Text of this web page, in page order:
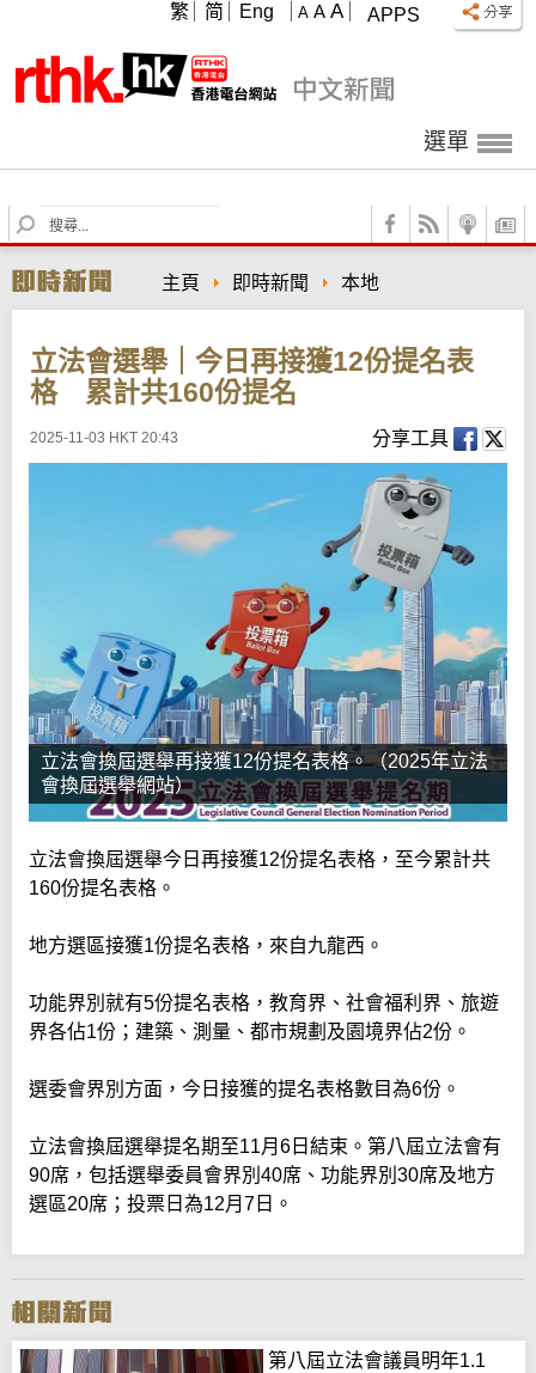
APPS
A A A
繁 简 Eng
選單
S
e
r
c
主頁 即時新聞 本地
立法會選舉｜今日再接獲12份提名表
格 累計共160份提名
2025-11-03 HKT 20:43 分享工具
立法會換屆選舉再接獲12份提名表格。（2025年立法
會換屆選舉網站）
立法會換屆選舉今日再接獲12份提名表格，至今累計共
160份提名表格。
地方選區接獲1份提名表格，來自九龍西。
功能界別就有5份提名表格，教育界、社會福利界、旅遊
界各佔1份；建築、測量、都市規劃及園境界佔2份。
選委會界別方面，今日接獲的提名表格數目為6份。
立法會換屆選舉提名期至11月6日結束。第八屆立法會有
90席，包括選舉委員會界別40席、功能界別30席及地方
選區20席；投票日為12月7日。
第八屆立法會議員明年1.1